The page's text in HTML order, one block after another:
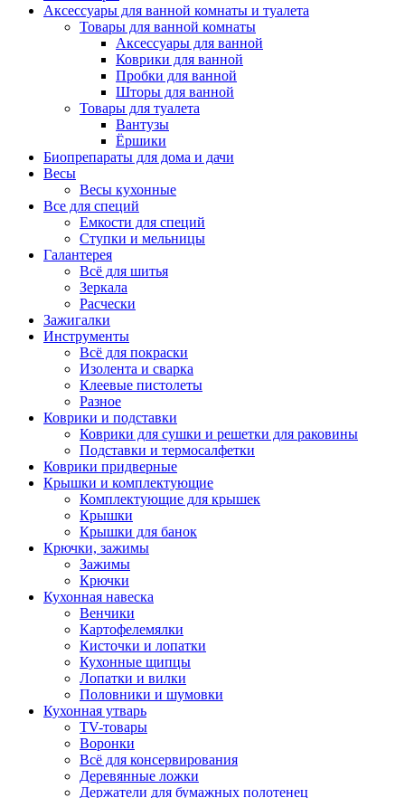
Аксессуары для ванной комнаты и туалета
Товары для ванной комнаты
Аксессуары для ванной
Коврики для ванной
Пробки для ванной
Шторы для ванной
Товары для туалета
Вантузы
Ёршики
Биопрепараты для дома и дачи
Весы
Весы кухонные
Все для специй
Емкости для специй
Ступки и мельницы
Галантерея
Всё для шитья
Зеркала
Расчески
Зажигалки
Инструменты
Всё для покраски
Изолента и сварка
Клеевые пистолеты
Разное
Коврики и подставки
Коврики для сушки и решетки для раковины
Подставки и термосалфетки
Коврики придверные
Крышки и комплектующие
Комплектующие для крышек
Крышки
Крышки для банок
Крючки, зажимы
Зажимы
Крючки
Кухонная навеска
Венчики
Картофелемялки
Кисточки и лопатки
Кухонные щипцы
Лопатки и вилки
Половники и шумовки
Кухонная утварь
TV-товары
Воронки
Всё для консервирования
Деревянные ложки
Держатели для бумажных полотенец